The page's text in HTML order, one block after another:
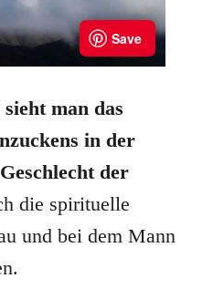
man das
in der
der
die spirituelle
und bei dem Mann